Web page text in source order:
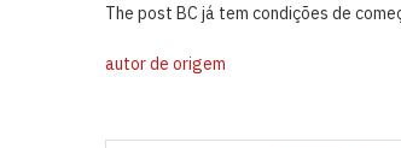
The post BC já tem condições de
autor de origem